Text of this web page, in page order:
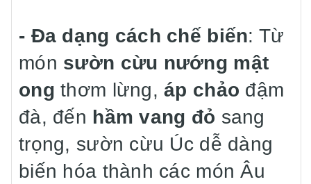
- Đa dạng cách chế biến: Từ
món sườn cừu nướng mật
ong thơm lừng,áp chảo đậm
đà, đến hầm vang đỏ sang
trọng, sườn cừu Úc dễ dàng
biến hóa thành các món Âu